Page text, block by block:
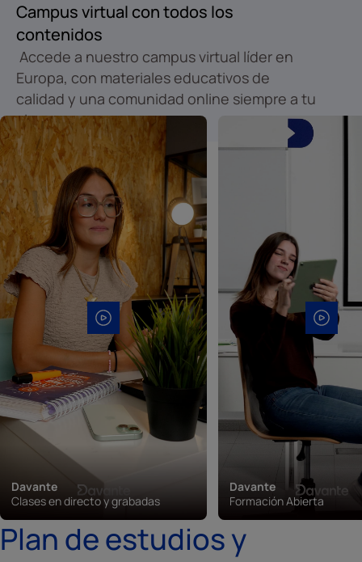
Campus virtual con todos los
contenidos
Accede a nuestro campus virtual líder en
Europa, con materiales educativos de
calidad y una comunidad online siempre a tu
alcance.
Davante
Clases en directo y grabadas
Davante
Formación Abierta
Plan de estudios y